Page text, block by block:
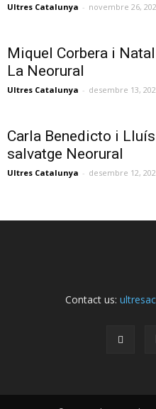
Ultres Catalunya - novembre 26,
Miquel Corbera i
La Neorural
Ultres Catalunya - desembre 13,
Carla Benedicto i
salvatge Neorural
Ultres Catalunya - desembre 12,
Contact us: